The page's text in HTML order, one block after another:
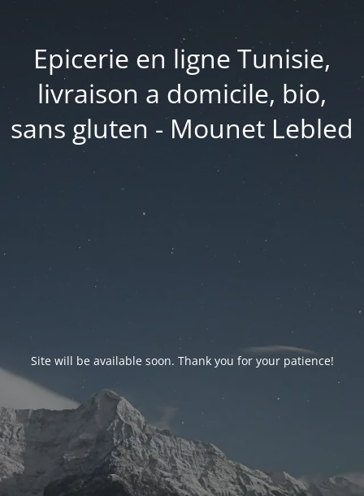
Epicerie en ligne Tunisie,
livraison a domicile, bio,
sans gluten - Mounet Lebled
Site will be available soon. Thank you for your patience!